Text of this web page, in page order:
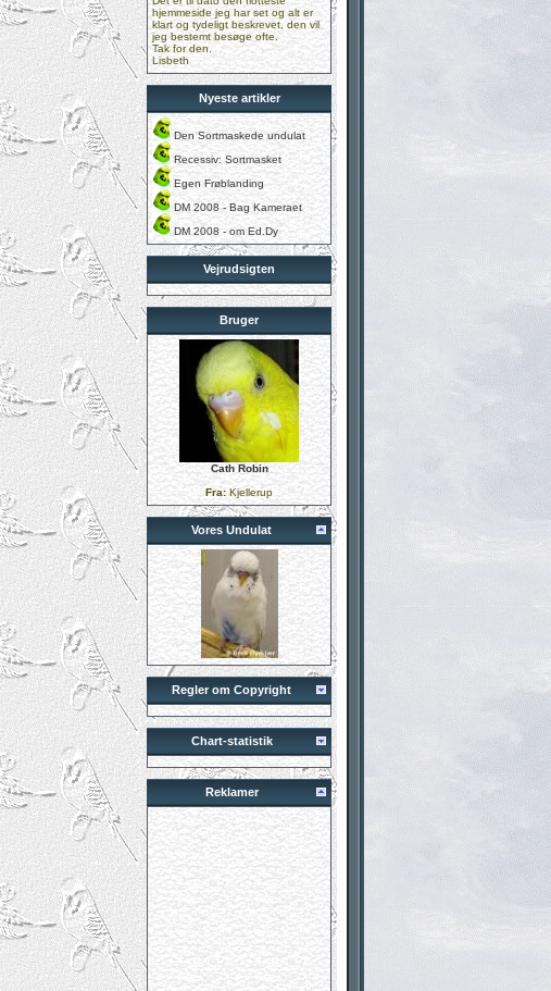
hjemmeside jeg har set og alt er
klart og tydeligt beskrevet, den vil
jeg bestemt besøge ofte.
Tak for den.
Lisbeth
Nyeste artikler
Den Sortmaskede undulat
Recessiv: Sortmasket
Egen Frøblanding
DM 2008 - Bag Kameraet
DM 2008 - om Ed.Dy
Vejrudsigten
Bruger
Cath Robin
Fra: Kjellerup
Vores Undulat
Regler om Copyright
Chart-statistik
Reklamer